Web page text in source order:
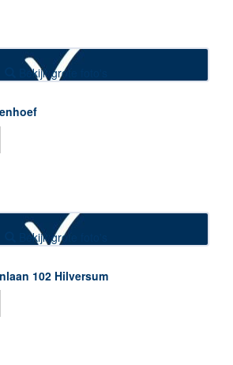
Bekijk grote foto's
Bekijk grote foto's
102 Hilversum